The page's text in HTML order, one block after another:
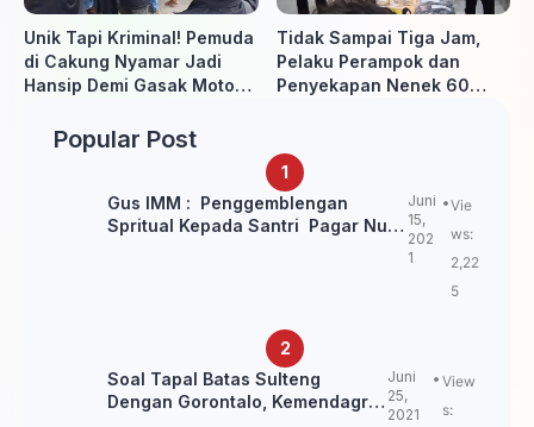
Unik Tapi Kriminal! Pemuda
di Cakung Nyamar Jadi
Hansip Demi Gasak Motor
Tidak Sampai Tiga Jam,
Pelaku Perampok dan
Penyekapan Nenek 60
Popular Post
Gus IMM : Penggemblengan
Spritual Kepada Santri Pagar Nusa
Juni
15,
202
1
Vie
ws:
2,22
5
Soal Tapal Batas Sulteng
Dengan Gorontalo, Kemendagri:
Juni
25,
2021
View
s: